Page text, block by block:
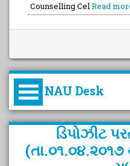
Counselling CelRead
NAU Desk
કુલપતિની પરિવર્તનકારી
વિહંગાવલોકન (ઓક્ટોબર
ડિપોઝીટ
(તા.૦૧.૦૪.૨૦૧૭